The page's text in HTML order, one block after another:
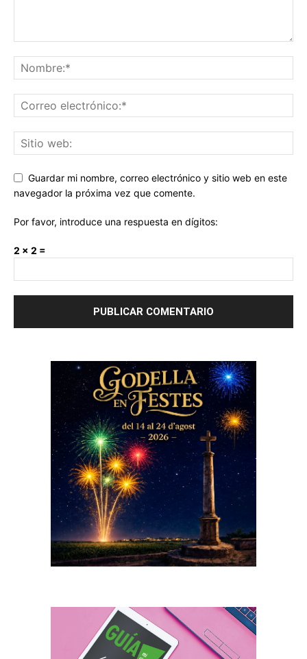
Guardar mi nombre, correo electrónico y sitio web en este
navegador la próxima vez que comente.
Por favor, introduce una respuesta en dígitos:
2 × 2 =